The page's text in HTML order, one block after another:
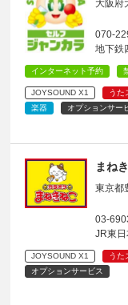
大阪府
070-
地下鉄
インターネット予約
JOYSOUND X1 うた
楽器
オプションサー
まね
東京都
03-
JR東
JOYSOUND X1 うた
オプションサービス